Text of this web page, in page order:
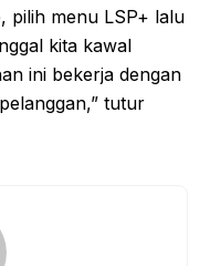
pilih menu LSP+ lalu
kita kawal
ini bekerja dengan
tutur